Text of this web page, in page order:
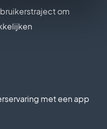
om
met een app